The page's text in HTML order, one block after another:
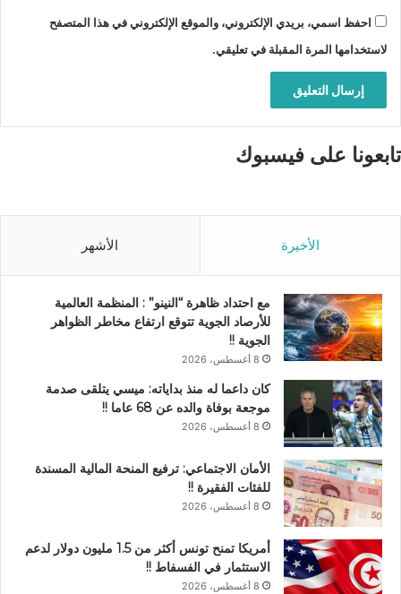
احفظ اسمي، بريدي الإلكتروني، والموقع الإلكتروني في هذا المتصفح
لاستخدامها المرة المقبلة في تعليقي.
تابعونا على فيسبوك
الأخيرة الأشهر
مع احتداد ظاهرة “النينو” : المنظمة العالمية
للأرصاد الجوية تتوقع ارتفاع مخاطر الظواهر
الجوية !!
8 أغسطس، 2026
كان داعما له منذ بداياته: ميسي يتلقى صدمة
موجعة بوفاة والده عن 68 عاما !!
8 أغسطس، 2026
الأمان الاجتماعي: ترفيع المنحة المالية المسندة
للفئات الفقيرة !!
8 أغسطس، 2026
أمريكا تمنح تونس أكثر من 1.5 مليون دولار لدعم
الاستثمار في الفسفاط !!
8 أغسطس، 2026